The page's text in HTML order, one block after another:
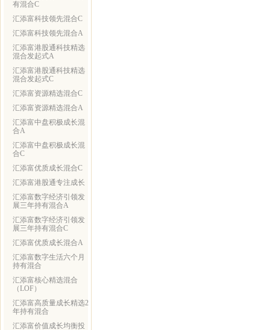
有混合C
汇添富科技领先混合C
汇添富科技领先混合A
汇添富港股通科技精选
混合发起式A
汇添富港股通科技精选
混合发起式C
汇添富资源精选混合C
汇添富资源精选混合A
汇添富中盘积极成长混
合A
汇添富中盘积极成长混
合C
汇添富优质成长混合C
汇添富港股通专注成长
汇添富数字经济引领发
展三年持有混合A
汇添富数字经济引领发
展三年持有混合C
汇添富优质成长混合A
汇添富数字生活六个月
持有混合
汇添富核心精选混合
（LOF）
汇添富高质量成长精选2
年持有混合
汇添富价值成长均衡投